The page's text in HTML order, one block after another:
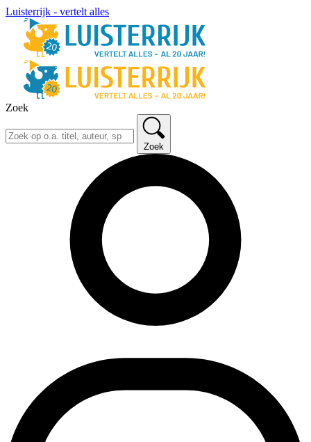
Luisterrijk - vertelt alles
Zoek
Zoek